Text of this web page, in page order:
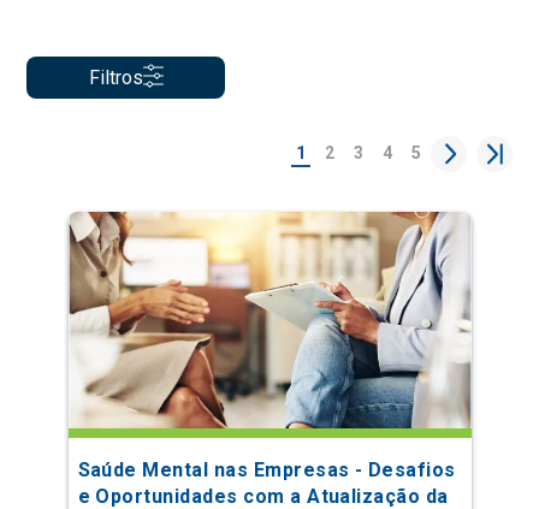
Filtros
1 2 3 4 5
Saúde Mental nas Empresas - Desafios
e Oportunidades com a Atualização da